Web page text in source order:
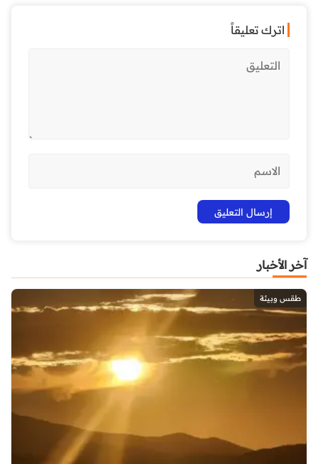
اترك تعليقاً
آخر الأخبار
طقس وبيئة